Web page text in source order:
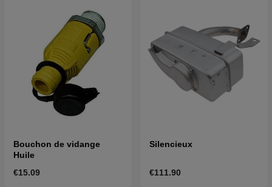
Bouchon de vidange
Huile
€15.09
Silencieux
€111.90